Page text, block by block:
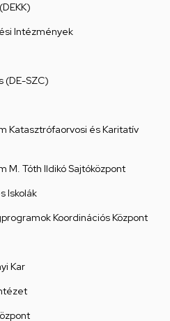
Intézmények
(DE-SZC)
Katasztrófaorvosi és Karitatív
M. Tóth Ildikó Sajtóközpont
Iskolák
Koordinációs Központ
Kar